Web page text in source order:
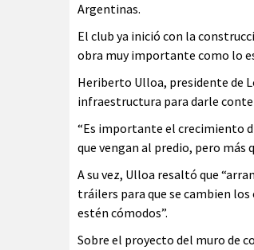
Argentinas.
El club ya inició con la
obra muy importante como lo
Heriberto Ulloa, presidente de
infraestructura para darle
“Es importante el crecimiento
que vengan al predio, pero más
A su vez, Ulloa resaltó que
tráilers para que se cambien
estén cómodos”.
Sobre el proyecto del muro de